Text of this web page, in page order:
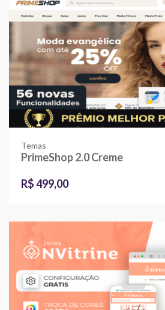
Temas
PrimeShop 2.0 Creme
R$ 499,00